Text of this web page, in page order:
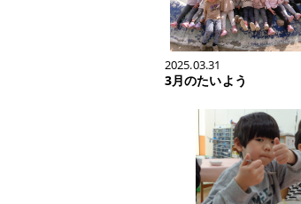
2025.03.31
3月のたいよう